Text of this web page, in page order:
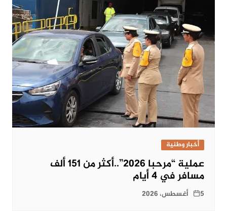
أخبار وطنية
عملية “مرحبا 2026”..أكثر من 151 ألف
مسافر في 4 أيام
5 أغسطس، 2026